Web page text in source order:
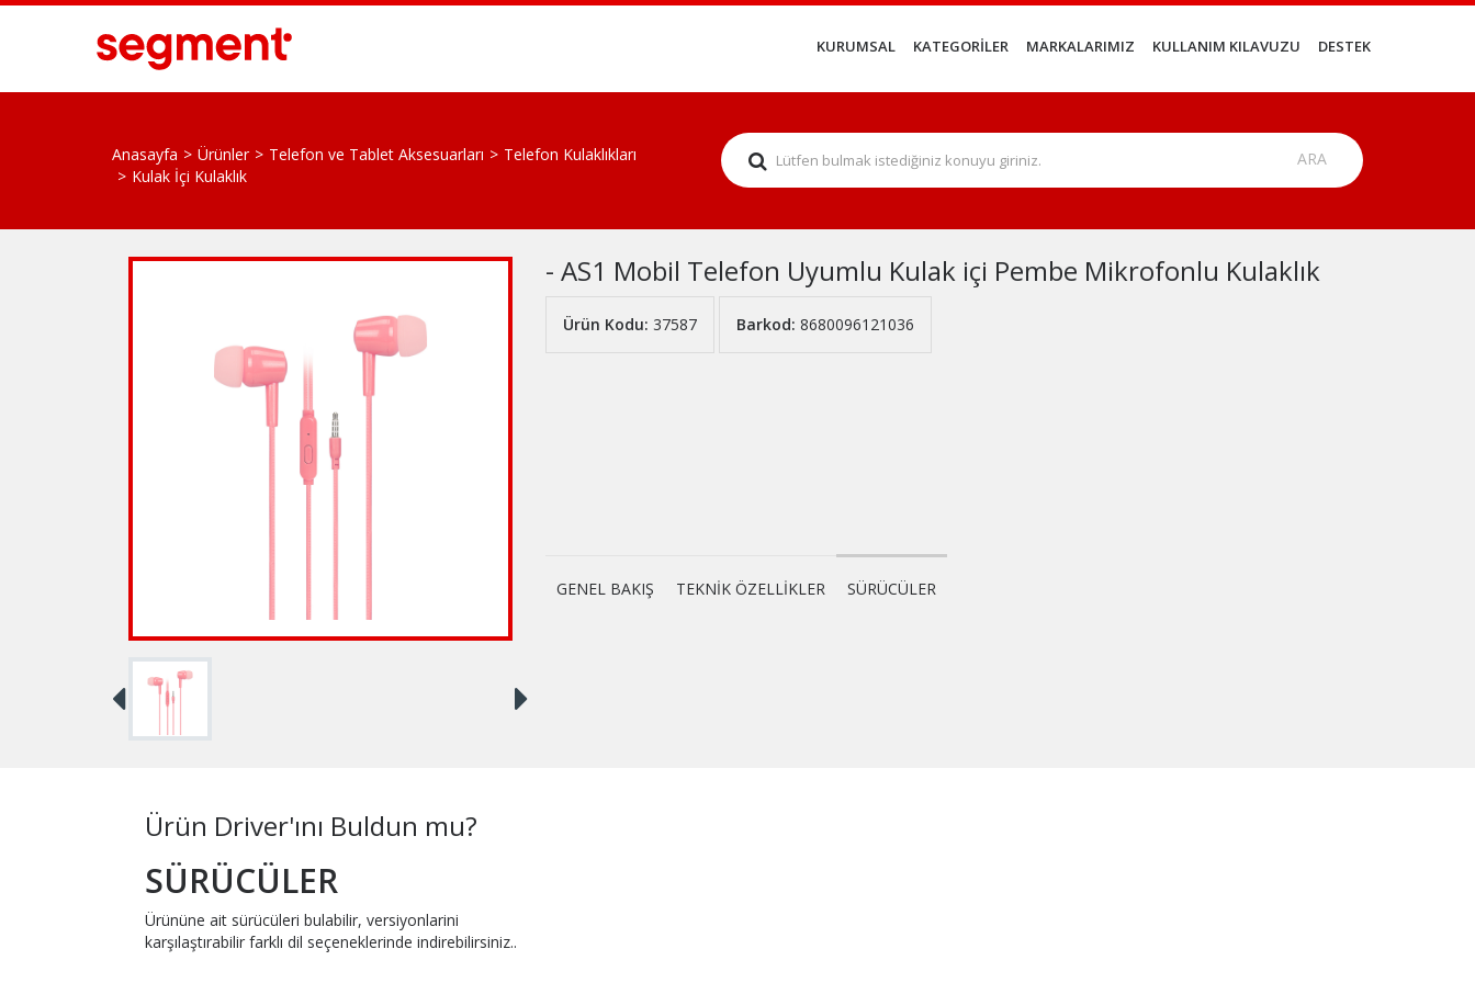
KURUMSAL KATEGORİLER MARKALARIMIZ KULLANIM KILAVUZU DESTEK
Anasayfa Ürünler Telefon ve Tablet Aksesuarları
Telefon Kulaklıkları
Kulak İçi Kulaklık
- AS1 Mobil Telefon Uyumlu Kulak içi Pembe Mikrofonlu Kulaklık
Ürün Kodu: 37587 Barkod: 8680096121036
GENEL BAKIŞ TEKNİK ÖZELLİKLER SÜRÜCÜLER
Ürün Driver'ını Buldun mu?
SÜRÜCÜLER
Ürününe ait sürücüleri bulabilir, versiyonlarini
karşılaştırabilir farklı dil seçeneklerinde indirebilirsiniz..